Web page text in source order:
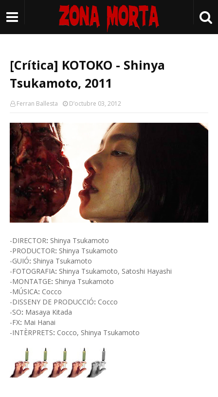
[Crítica] KOTOKO - Shinya
Tsukamoto, 2011
Ferran Ballesta D’octubre 03, 2012
-DIRECTOR: Shinya Tsukamoto
-PRODUCTOR: Shinya Tsukamoto
-GUIÓ: Shinya Tsukamoto
-FOTOGRAFIA: Shinya Tsukamoto, Satoshi Hayashi
-MONTATGE: Shinya Tsukamoto
-MÚSICA: Cocco
-DISSENY DE PRODUCCIÓ: Cocco
-SO: Masaya Kitada
-FX: Mai Hanai
-INTÈRPRETS: Cocco, Shinya Tsukamoto